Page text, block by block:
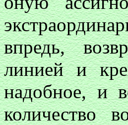
впредь,
линией и
надобное, и
количество